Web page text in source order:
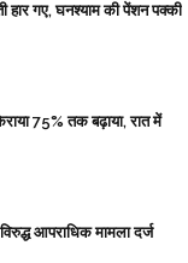
हार गए, घनश्याम की पेंशन पक्की
75% तक बढ़ाया, रात में
आपराधिक मामला दर्ज